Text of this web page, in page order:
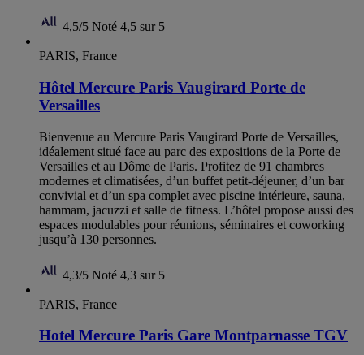
4,5/5 Noté 4,5 sur 5
PARIS, France
Hôtel Mercure Paris Vaugirard Porte de
Versailles
Bienvenue au Mercure Paris Vaugirard Porte de Versailles,
idéalement situé face au parc des expositions de la Porte de
Versailles et au Dôme de Paris. Profitez de 91 chambres
modernes et climatisées, d’un buffet petit-déjeuner, d’un bar
convivial et d’un spa complet avec piscine intérieure, sauna,
hammam, jacuzzi et salle de fitness. L’hôtel propose aussi des
espaces modulables pour réunions, séminaires et coworking
jusqu’à 130 personnes.
4,3/5 Noté 4,3 sur 5
PARIS, France
Hotel Mercure Paris Gare Montparnasse TGV